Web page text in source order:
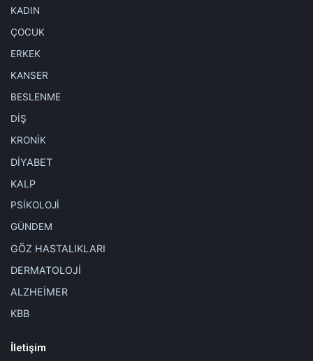
saglıklı kemikler
KADIN
ÇOCUK
ERKEK
KANSER
BESLENME
DİŞ
KRONİK
DİYABET
KALP
PSİKOLOJİ
GÜNDEM
GÖZ HASTALIKLARI
DERMATOLOJİ
ALZHEİMER
KBB
İletişim